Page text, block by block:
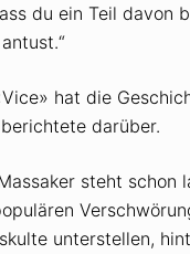
du ein Teil davon
hat die
darüber.
steht schon
unterstellen,